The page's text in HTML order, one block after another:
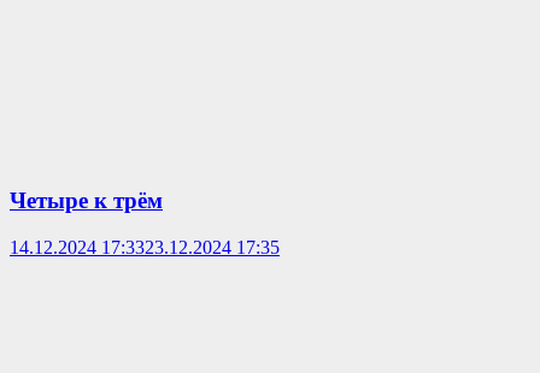
Четыре к трём
14.12.2024 17:3323.12.2024 17:35